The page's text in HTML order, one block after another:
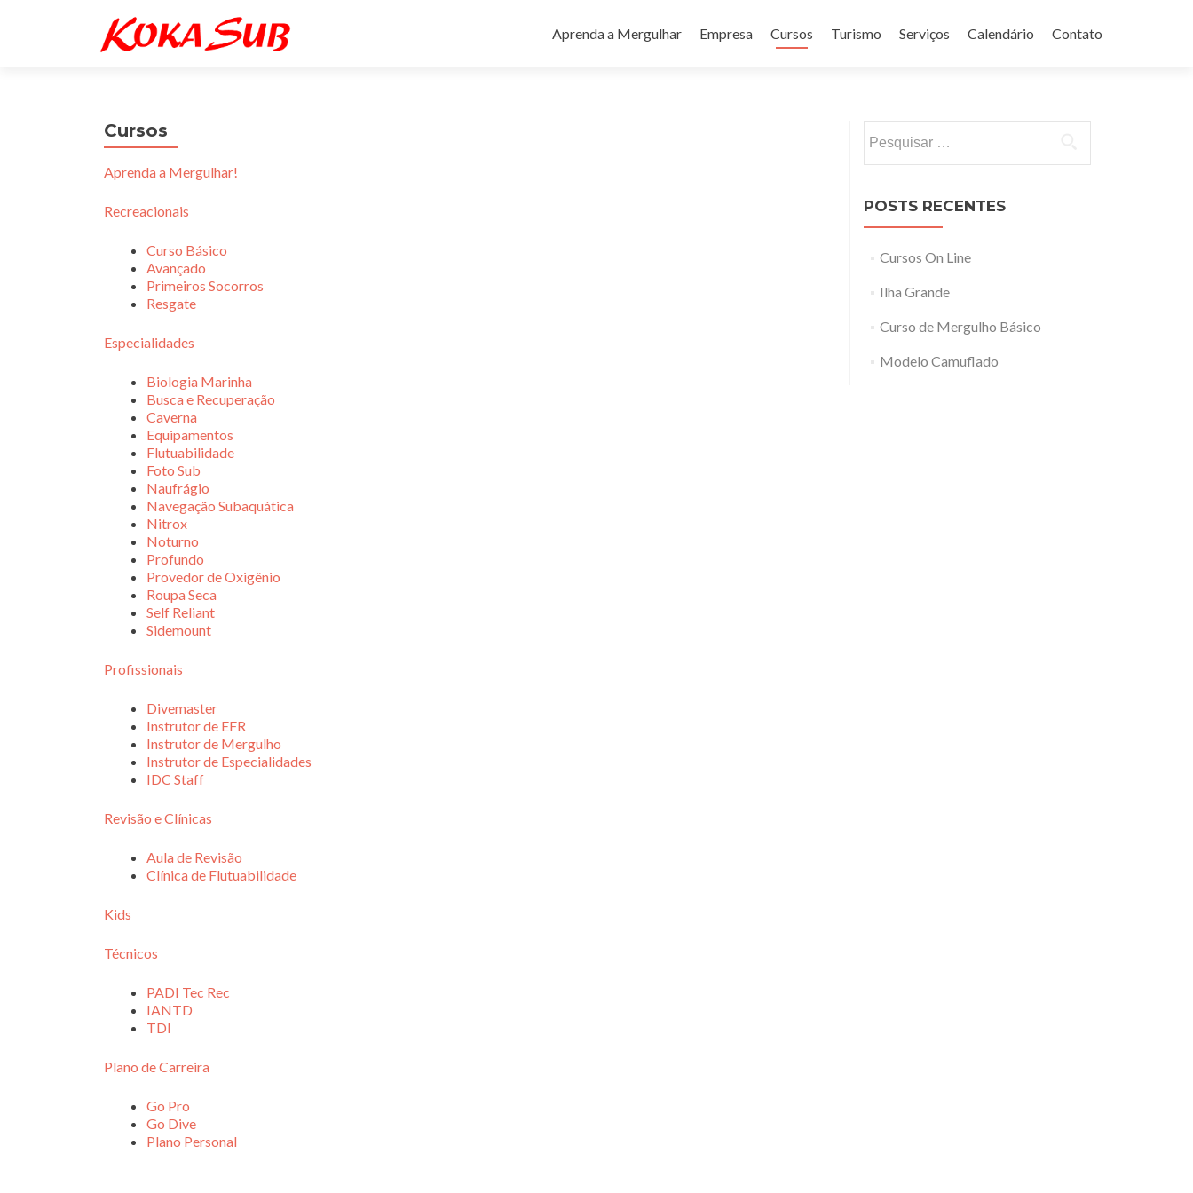
para
Aprenda a Mergulhar Empresa Cursos Turismo Serviços Calendário Contato
Cursos
Aprenda a Mergulhar!
Recreacionais
Curso Básico
Avançado
Primeiros Socorros
Resgate
Especialidades
Biologia Marinha
Busca e Recuperação
Caverna
Equipamentos
Flutuabilidade
Foto Sub
Naufrágio
Navegação Subaquática
Nitrox
Noturno
Profundo
Provedor de Oxigênio
Roupa Seca
Self Reliant
Sidemount
Profissionais
Divemaster
Instrutor de EFR
Instrutor de Mergulho
Instrutor de Especialidades
IDC Staff
Revisão e Clínicas
Aula de Revisão
Clínica de Flutuabilidade
Kids
Técnicos
PADI Tec Rec
IANTD
TDI
Plano de Carreira
Go Pro
Go Dive
Plano Personal
por:
POSTS RECENTES
Cursos On Line
Ilha Grande
Curso de Mergulho Básico
Modelo Camuflado